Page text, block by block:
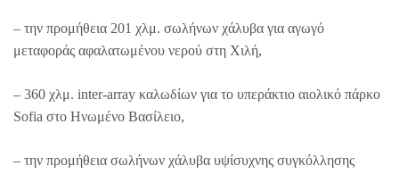
– την προμήθεια 201 χλμ. σωλήνων χάλυβα για αγωγό
μεταφοράς αφαλατωμένου νερού στη Χιλή,
– 360 χλμ. inter-array καλωδίων για το υπεράκτιο αιολικό πάρκο
Sofia στο Ηνωμένο Βασίλειο,
– την προμήθεια σωλήνων χάλυβα υψίσυχνης συγκόλλησης